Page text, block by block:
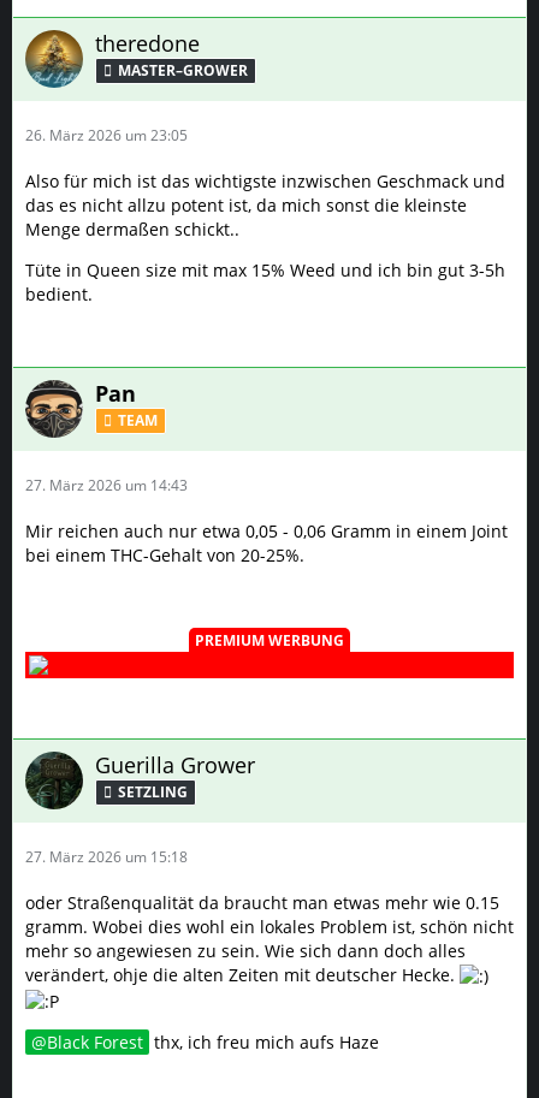
Meine Reports / Inhalte basieren auf luxemburgischem
theredone
MASTER–GROWER
26. März 2026 um 23:05
Also für mich ist das wichtigste inzwischen Geschmack und
das es nicht allzu potent ist, da mich sonst die kleinste
Menge dermaßen schickt..
Tüte in Queen size mit max 15% Weed und ich bin gut 3-5h
bedient.
Pan
TEAM
27. März 2026 um 14:43
Mir reichen auch nur etwa 0,05 - 0,06 Gramm in einem Joint
bei einem THC-Gehalt von 20-25%.
PREMIUM WERBUNG
Guerilla Grower
SETZLING
27. März 2026 um 15:18
oder Straßenqualität da braucht man etwas mehr wie 0.15
gramm. Wobei dies wohl ein lokales Problem ist, schön nicht
mehr so angewiesen zu sein. Wie sich dann doch alles
verändert, ohje die alten Zeiten mit deutscher Hecke.
Black Forest thx, ich freu mich aufs Haze